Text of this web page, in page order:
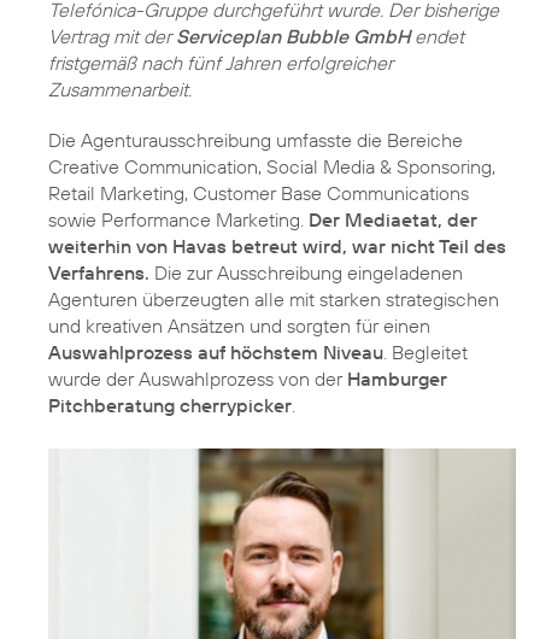
Telefónica-Gruppe durchgeführt wurde. Der bisherige
Vertrag mit derServiceplan Bubble GmbHendet
fristgemäß nach fünf Jahren erfolgreicher
Zusammenarbeit.
Die Agenturausschreibung umfasste die Bereiche
Creative Communication, Social Media & Sponsoring,
Retail Marketing, Customer Base Communications
sowie Performance Marketing. Der Mediaetat, der
weiterhin von Havas betreut wird, war nicht Teil des
Verfahrens. Die zur Ausschreibung eingeladenen
Agenturen überzeugten alle mit starken strategischen
und kreativen Ansätzen und sorgten für einen
Auswahlprozess auf höchstem Niveau . Begleitet
wurde der Auswahlprozess von der Hamburger
Pitchberatung cherrypicker